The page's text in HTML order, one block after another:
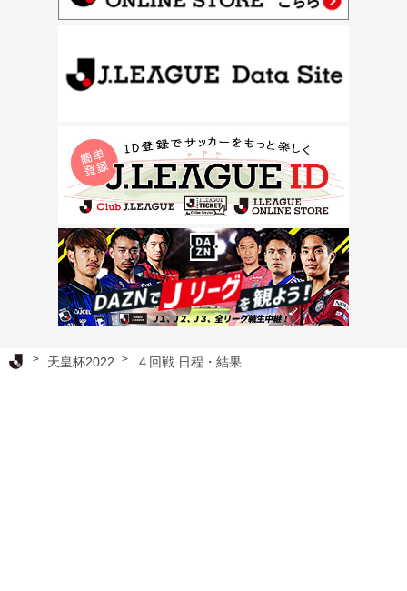
Ｊリーグ TOP
天皇杯2022 ４回戦 日程・結果